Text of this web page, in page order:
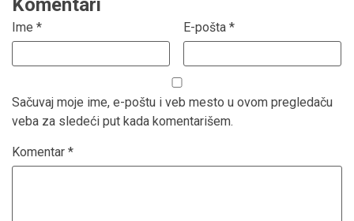
Komentari
Ime * E-pošta *
Sačuvaj moje ime, e-poštu i veb mesto u ovom pregledaču
veba za sledeći put kada komentarišem.
Komentar *